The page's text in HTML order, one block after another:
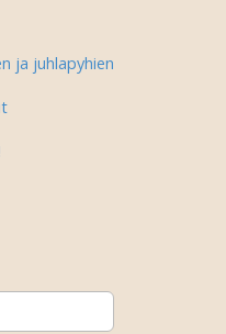
ja juhlapyhien